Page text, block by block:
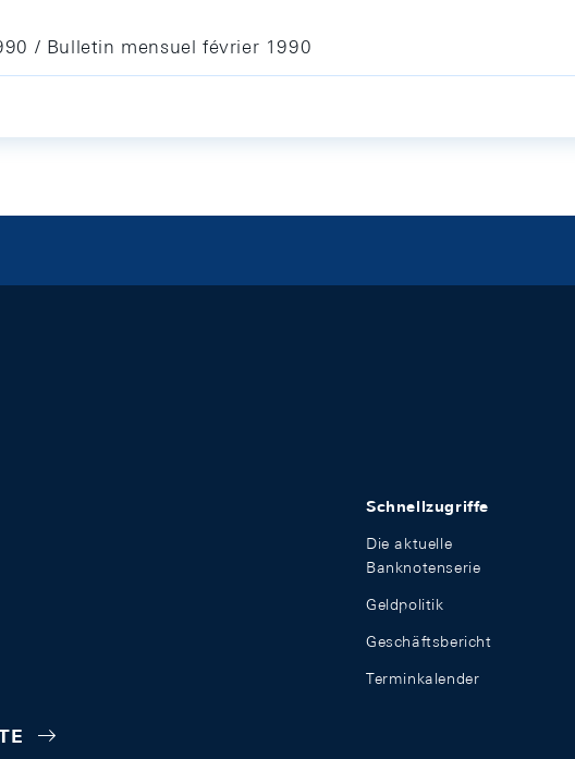
/ Bulletin mensuel février 1990
Schnellzugriffe
Die aktuelle
Banknotenserie
Geldpolitik
Geschäftsbericht
Terminkalender